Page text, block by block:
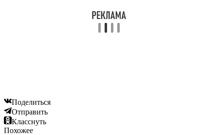
Поделиться
Отправить
Класснуть
Похожее